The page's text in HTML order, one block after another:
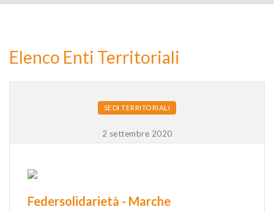
Elenco Enti Territoriali
SEDI TERRITORIALI
2 settembre 2020
Federsolidarietà - Marche